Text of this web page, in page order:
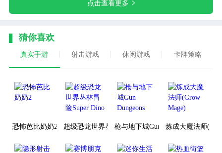
点击查看更多
猜你喜欢
真实手游 射击游戏 休闲游戏 卡牌策略
恐怖芭比奶奶2 超级恐龙世界丛林冒险Super Dino
枪与地下城Gun Dungeons
炼成大魔法师